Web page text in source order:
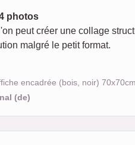
photos
peut créer une collage
malgré le petit format.
encadrée (bois, noir) 70x70cm
(de)